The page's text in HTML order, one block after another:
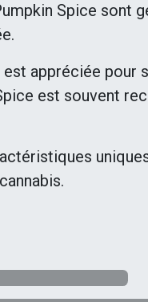
Spice sont
appréciée pour
est souvent